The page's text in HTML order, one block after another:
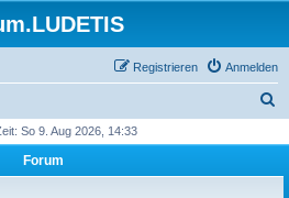
Anmelden
Registrieren
h
So 9. Aug 2026, 14:33
Forum